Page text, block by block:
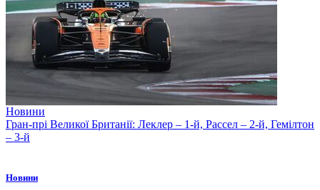
Новини
Гран-прі Великої Британії: Леклер – 1-й, Рассел – 2-й, Гемілтон
– 3-й
Новини